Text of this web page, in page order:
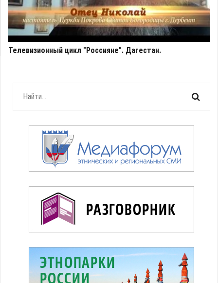
Телевизионный цикл "Россияне". Дагестан.